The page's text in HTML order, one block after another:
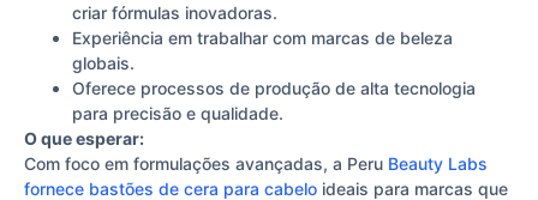
criar fórmulas inovadoras.
Experiência em trabalhar com marcas de beleza
globais.
Oferece processos de produção de alta tecnologia
para precisão e qualidade.
O que esperar:
Com foco em formulações avançadas, a Peru Beauty Labs
fornece bastões de cera para cabelo ideais para marcas que